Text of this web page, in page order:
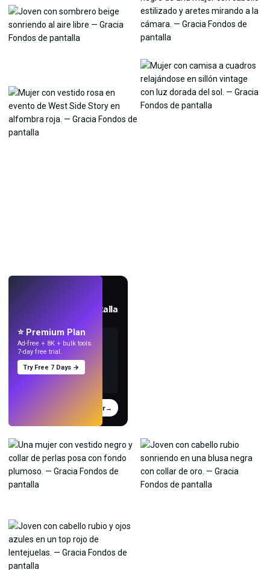
Crea fondos de pantalla
Probar→
⭐ Premium Plan
Ad-free + 8K + bulk tools.
7-day free trial.
Try Free 7 Days →